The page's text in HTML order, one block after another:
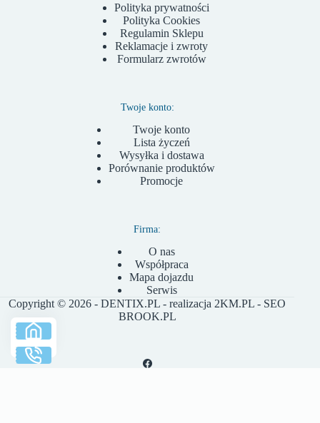
Polityka prywatności
Polityka Cookies
Regulamin Sklepu
Reklamacje i zwroty
Formularz zwrotów
Twoje konto:
Twoje konto
Lista życzeń
Wysyłka i dostawa
Porównanie produktów
Promocje
Firma:
O nas
Współpraca
Mapa dojazdu
Serwis
Copyright © 2026 - DENTIX.PL - realizacja 2KM.PL - SEO
BROOK.PL